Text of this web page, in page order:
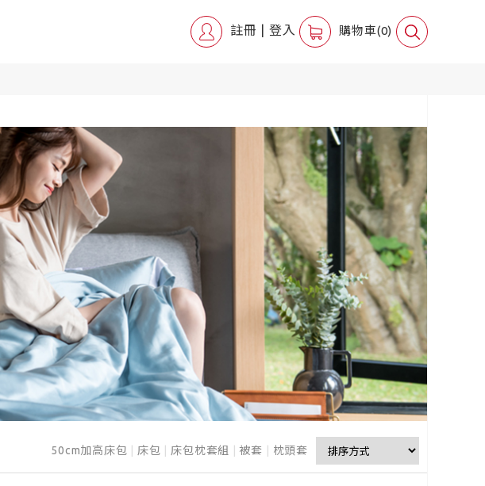
註冊 登入 購物車(0)
50cm加高床包 床包 床包枕套組 被套 枕頭套